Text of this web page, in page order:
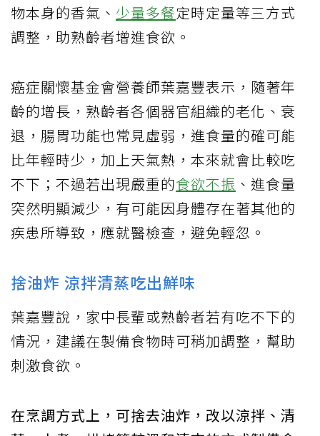
物本身的香氣、 少量多餐定時定量等三方式
調整，助熟齡者增進食欲。
癌症關懷基金會營養師葉嘉豐表示，隨著年
齡的增長，熟齡者各個器官組織的老化、衰
退，腸胃功能也常見虛弱，進食量的確可能
比年輕時少，加上天氣熱，本來就會比較吃
不下；不過若出現嚴重的食欲不振 、進食量
突然明顯減少，有可能因身體存在著其他的
疾患所導致，應就醫檢查，避免輕忽。
捨油炸 涼拌清蒸吃出鮮味
葉嘉豐說，家中長輩或熟齡者若有吃不下的
情況，建議在製備食物時可稍加調整，幫助
刺激食欲。
在烹調方式上，可捨去油炸，改以涼拌、清